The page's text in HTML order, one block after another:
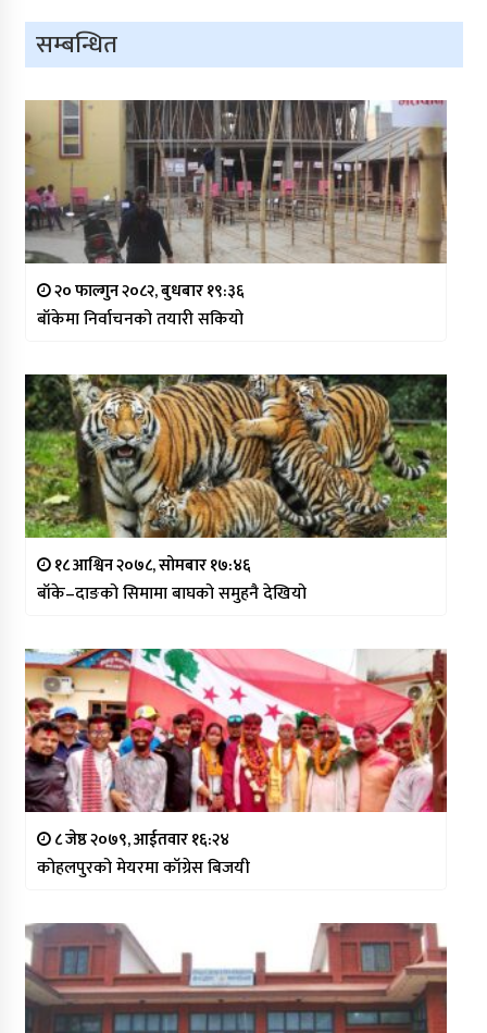
सम्बन्धित
२० फाल्गुन २०८२, बुधबार १९:३६
बाँकेमा निर्वाचनको तयारी सकियो
१८ आश्विन २०७८, सोमबार १७:४६
बाँके–दाङको सिमामा बाघको समुहनै देखियो
८ जेष्ठ २०७९, आईतवार १६:२४
कोहलपुरको मेयरमा काँग्रेस बिजयी